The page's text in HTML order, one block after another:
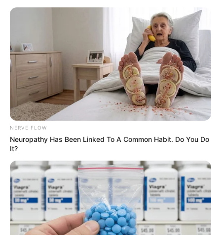
NERVE FLOW
Neuropathy Has Been Linked To A Common Habit. Do You Do
It?